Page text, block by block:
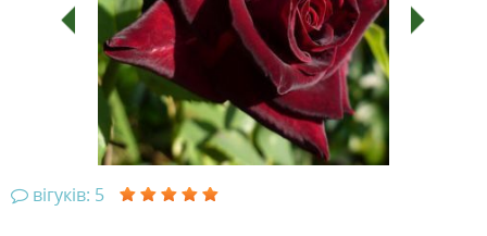
вігуків: 5